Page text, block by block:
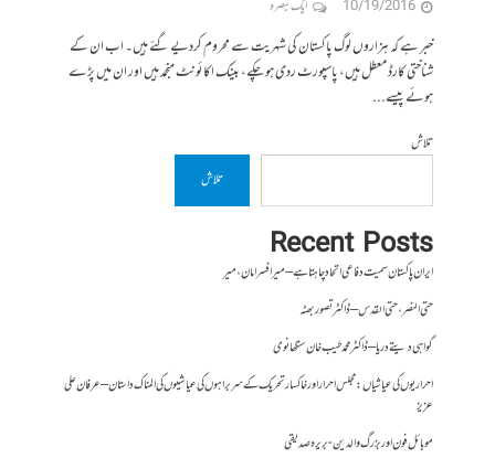
10/19/2016 ایک تبصرہ
خبر ہے کہ ہزاروں لوگ پاکستان کی شہریت سے محروم کردیے گئے ہیں۔ اب ان کے
شناختی کارڈ معطل ہیں، پاسپورٹ ردی ہوچکے، بینک اکائونٹ منجمد ہیں اور ان میں پڑے
ہوئے پیسے...
تلاش
تلاش
Recent Posts
ایران پاکستان سمیت دفاعی اتحاد چاہتا ہے – میر افسر امان،میر
حتی النصر ، حتی القدس – ڈاکٹر تصور بھٹہ
گواہی دیتے دریا – ڈاکٹر محمد طیب خان سنگھانوی
احراریوں کی عیاشیاں : مجلس احرار اور خاکسار تحریک کے سربراہوں کی عیاشیوں کی المناک داستان – عرفان علی
عزیز
موبائل فون اور بزرگ والدین- بریرہ صدیقی